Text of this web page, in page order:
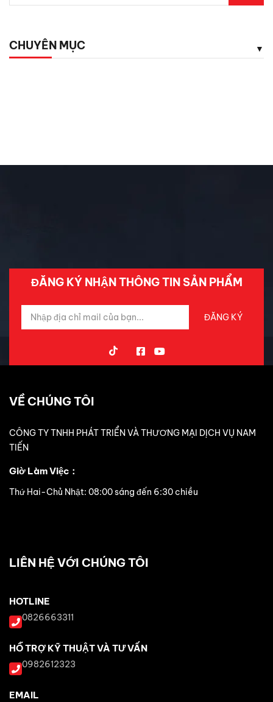
Top dụng cụ cứu hộ mọi tài xế cần có phòng khi hết ắc
CHUYÊN MỤC
ĐĂNG KÝ NHẬN THÔNG TIN SẢN PHẨM
VỀ CHÚNG TÔI
CÔNG TY TNHH PHÁT TRIỂN VÀ THƯƠNG MẠI DỊCH VỤ NAM
TIẾN
Giờ Làm Việc：
Thứ Hai-Chủ Nhật: 08:00 sáng đến 6:30 chiều
LIÊN HỆ VỚI CHÚNG TÔI
HOTLINE
0826663311
HỖ TRỢ KỸ THUẬT VÀ TƯ VẤN
0982612323
EMAIL